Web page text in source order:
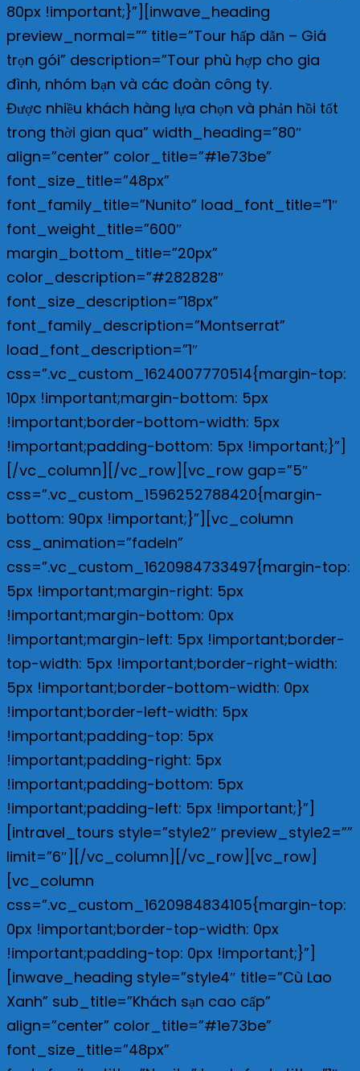
80px !important;}”][inwave_heading
preview_normal=”” title=”Tour hấp dẫn – Giá
trọn gói” description=”Tour phù hợp cho gia
đình, nhóm bạn và các đoàn công ty.
Được nhiều khách hàng lựa chọn và phản hồi tốt
trong thời gian qua” width_heading=”80″
align=”center” color_title=”#1e73be”
font_size_title=”48px”
font_family_title=”Nunito” load_font_title=”1″
font_weight_title=”600″
margin_bottom_title=”20px”
color_description=”#282828″
font_size_description=”18px”
font_family_description=”Montserrat”
load_font_description=”1″
css=”.vc_custom_1624007770514{margin-top:
10px !important;margin-bottom: 5px
!important;border-bottom-width: 5px
!important;padding-bottom: 5px !important;}”]
[/vc_column][/vc_row][vc_row gap=”5″
css=”.vc_custom_1596252788420{margin-
bottom: 90px !important;}”][vc_column
css_animation=”fadeIn”
css=”.vc_custom_1620984733497{margin-top:
5px !important;margin-right: 5px
!important;margin-bottom: 0px
!important;margin-left: 5px !important;border-
top-width: 5px !important;border-right-width:
5px !important;border-bottom-width: 0px
!important;border-left-width: 5px
!important;padding-top: 5px
!important;padding-right: 5px
!important;padding-bottom: 5px
!important;padding-left: 5px !important;}”]
[intravel_tours style=”style2″ preview_style2=””
limit=”6″][/vc_column][/vc_row][vc_row]
[vc_column
css=”.vc_custom_1620984834105{margin-top:
0px !important;border-top-width: 0px
!important;padding-top: 0px !important;}”]
[inwave_heading style=”style4″ title=”Cù Lao
Xanh” sub_title=”Khách sạn cao cấp”
align=”center” color_title=”#1e73be”
font_size_title=”48px”